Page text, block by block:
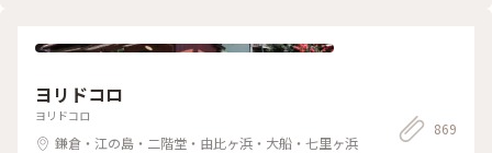
ても疲れます… 夕方の空いてる時間を狙うのがいいのかもです
ヨリドコロ
ヨリドコロ
鎌倉・江の島・二階堂・由比ヶ浜・大船・七里ヶ浜
869